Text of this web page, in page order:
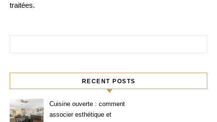
traitées.
RECENT POSTS
Cuisine ouverte : comment
associer esthétique et